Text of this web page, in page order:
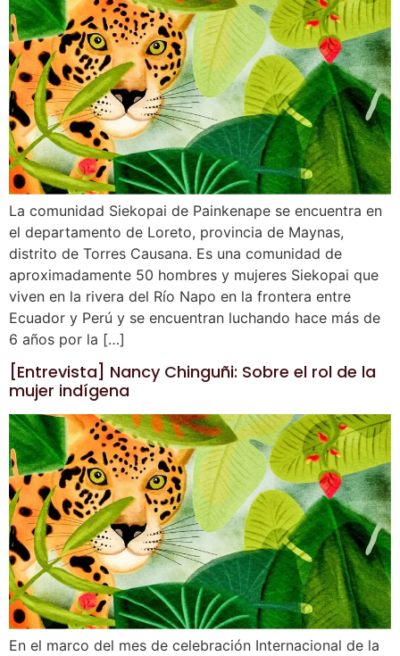
La comunidad Siekopai de Painkenape se encuentra en
el departamento de Loreto, provincia de Maynas,
distrito de Torres Causana. Es una comunidad de
aproximadamente 50 hombres y mujeres Siekopai que
viven en la rivera del Río Napo en la frontera entre
Ecuador y Perú y se encuentran luchando hace más de
6 años por la […]
[Entrevista] Nancy Chinguñi: Sobre el rol de la
mujer indígena
En el marco del mes de celebración Internacional de la